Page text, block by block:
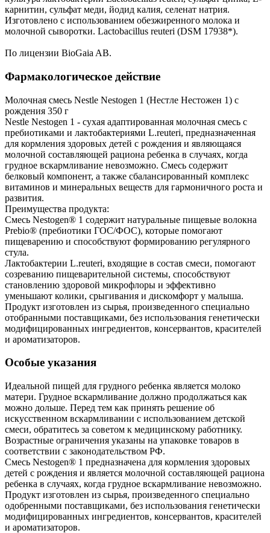
карнитин, сульфат меди, йодид калия, селенат натрия.
Изготовлено с использованием обезжиренного молока и
молочной сыворотки. Lactobacillus reuteri (DSM 17938*).
По лицензии BioGaia AB.
Фармакологическое действие
Молочная смесь Nestle Nestogen 1 (Нестле Нестожен 1) с
рождения 350 г
Nestle Nestogen 1 - сухая адаптированная молочная смесь с
пребиотиками и лактобактериями L.reuteri, предназначенная
для кормления здоровых детей с рождения и являющаяся
молочной составляющей рациона ребенка в случаях, когда
грудное вскармливание невозможно. Смесь содержит
белковый компонент, а также сбалансированный комплекс
витаминов и минеральных веществ для гармоничного роста и
развития.
Преимущества продукта:
Смесь Nestogen® 1 содержит натуральные пищевые волокна
Prebio® (пребиотики ГОС/ФОС), которые помогают
пищеварению и способствуют формированию регулярного
стула.
Лактобактерии L.reuteri, входящие в состав смеси, помогают
созреванию пищеварительной системы, способствуют
становлению здоровой микрофлоры и эффективно
уменьшают колики, срыгивания и дискомфорт у малыша.
Продукт изготовлен из сырья, произведенного специально
отобранными поставщиками, без использования генетически
модифицированных ингредиентов, консервантов, красителей
и ароматизаторов.
Особые указания
Идеальной пищей для грудного ребенка является молоко
матери. Грудное вскармливание должно продолжаться как
можно дольше. Перед тем как принять решение об
искусственном вскармливании с использованием детской
смеси, обратитесь за советом к медицинскому работнику.
Возрастные ограничения указаны на упаковке товаров в
соответствии с законодательством РФ.
Смесь Nestogen® 1 предназначена для кормления здоровых
детей с рождения и является молочной составляющей рациона
ребенка в случаях, когда грудное вскармливание невозможно.
Продукт изготовлен из сырья, произведенного специально
одобренными поставщиками, без использования генетически
модифицированных ингредиентов, консервантов, красителей
и ароматизаторов.